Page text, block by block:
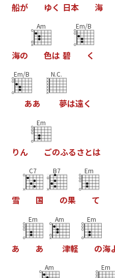
船が ゆく 日本 海
海の
Am
色は 碧
Em/B
く
Em/B
ああ
N.C.
夢は遠く
りん
Em
ごのふるさとは
雪
C7
国
B7
の果
Em
て
あ
Em
あ
Am
津軽
Em
の海
Am Em